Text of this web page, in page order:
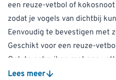
een reuze-vetbol of
zodat je vogels van dichtbij
Eenvoudig te bevestigen met
Geschikt voor een reuze-
Ook te gebruiken met een
vetbol
Lees meer